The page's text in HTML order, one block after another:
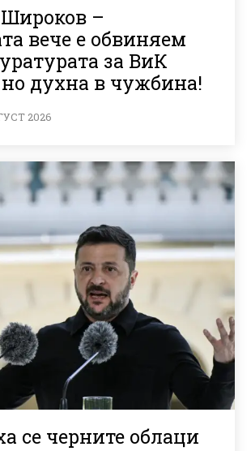
–
вече е обвиняем
за ВиК
но духна в чужбина!
2026
се черните облаци